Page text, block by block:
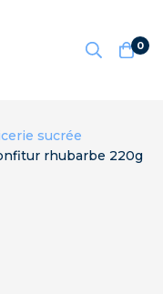
0
sucrée
rhubarbe 220g